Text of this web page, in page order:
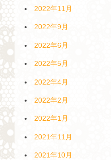
2022年11月
2022年9月
2022年6月
2022年5月
2022年4月
2022年2月
2022年1月
2021年11月
2021年10月